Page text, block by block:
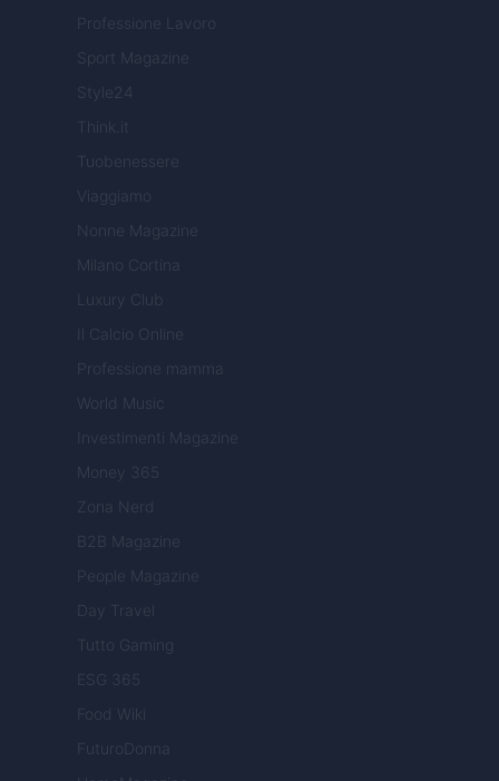
Professione Lavoro
Sport Magazine
Style24
Think.it
Tuobenessere
Viaggiamo
Nonne Magazine
Milano Cortina
Luxury Club
Il Calcio Online
Professione mamma
World Music
Investimenti Magazine
Money 365
Zona Nerd
B2B Magazine
People Magazine
Day Travel
Tutto Gaming
ESG 365
Food Wiki
FuturoDonna